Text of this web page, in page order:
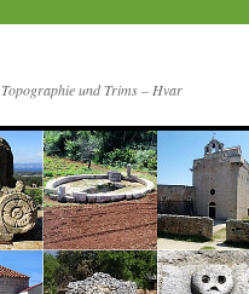
Topographie und Trims – Hvar